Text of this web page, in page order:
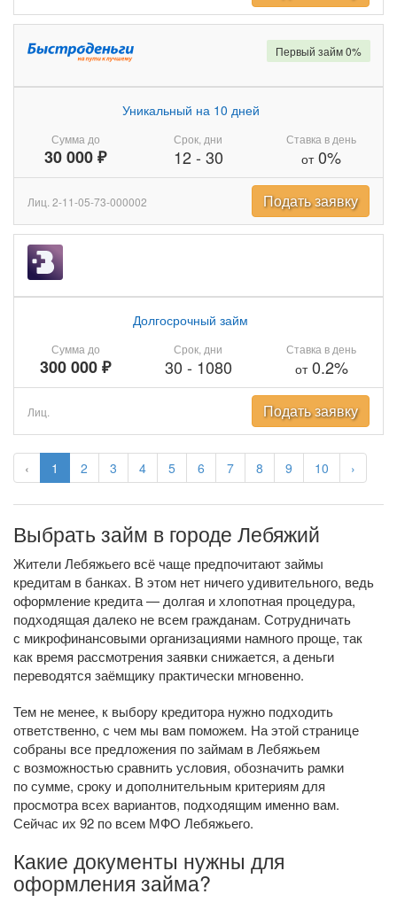
‹ 1 2 3 4 5 6 7 8 9 10 ›
Сумма до
30 000 ₽
Уникальный на 10 дней
Срок, дни
12- 30
Ставка в день
от0%
Первый займ 0%
Лиц. 2-11-05-73-000002 Подать заявку
Сумма до
300 000 ₽
Долгосрочный займ
Срок, дни
30 - 1080
Ставка в день
от0.2%
Лиц. Подать заявку
Выбрать займ в городе Лебяжий
Жители Лебяжьего всё чаще предпочитают займы
кредитам в банках. В этом нет ничего удивительного, ведь
оформление кредита — долгая и хлопотная процедура,
подходящая далеко не всем гражданам. Сотрудничать
с микрофинансовыми организациями намного проще, так
как время рассмотрения заявки снижается, а деньги
переводятся заёмщику практически мгновенно.
Тем не менее, к выбору кредитора нужно подходить
ответственно, с чем мы вам поможем. На этой странице
собраны все предложения по займам в Лебяжьем
с возможностью сравнить условия, обозначить рамки
по сумме, сроку и дополнительным критериям для
просмотра всех вариантов, подходящим именно вам.
Сейчас их 92 по всем МФО Лебяжьего.
Какие документы нужны для
оформления займа?